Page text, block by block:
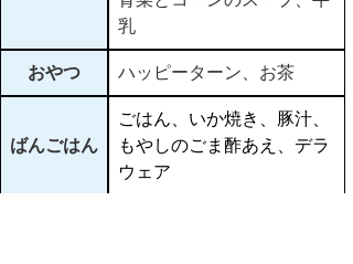
乳
おやつ ハッピーターン、お茶
ばんごはん
ごはん、いか焼き、豚汁、
もやしのごま酢あえ、デラ
ウェア